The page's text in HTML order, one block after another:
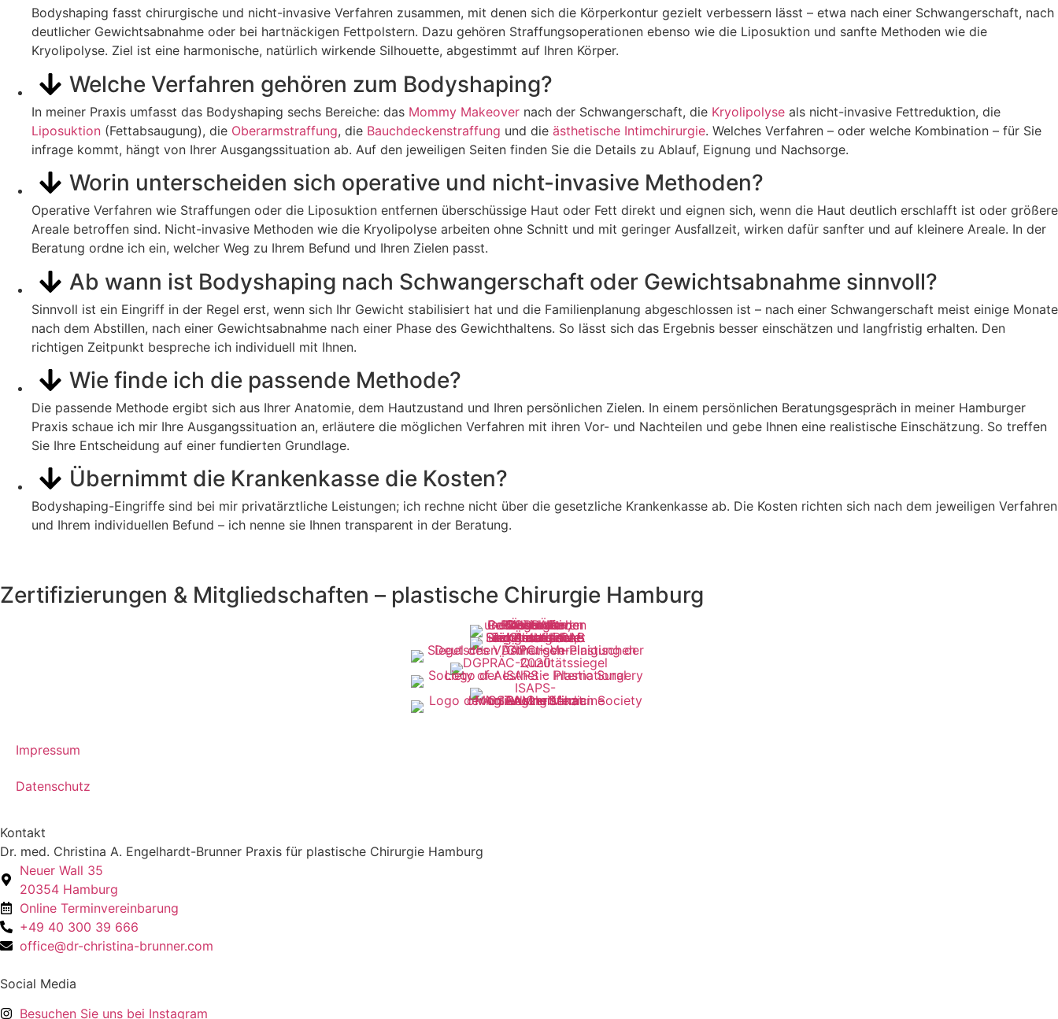
Bodyshaping fasst chirurgische und nicht-invasive Verfahren zusammen, mit denen sich die Körperkontur gezielt verbessern lässt – etwa nach einer Schwangerschaft, nach
deutlicher Gewichtsabnahme oder bei hartnäckigen Fettpolstern. Dazu gehören Straffungsoperationen ebenso wie die Liposuktion und sanfte Methoden wie die
Kryolipolyse. Ziel ist eine harmonische, natürlich wirkende Silhouette, abgestimmt auf Ihren Körper.
Welche Verfahren gehören zum Bodyshaping?
In meiner Praxis umfasst das Bodyshaping sechs Bereiche: das Mommy Makeover nach der Schwangerschaft, die Kryolipolyse als nicht-invasive Fettreduktion, die
Liposuktion (Fettabsaugung), die Oberarmstraffung, die Bauchdeckenstraffung und die ästhetische Intimchirurgie. Welches Verfahren – oder welche Kombination – für Sie
infrage kommt, hängt von Ihrer Ausgangssituation ab. Auf den jeweiligen Seiten finden Sie die Details zu Ablauf, Eignung und Nachsorge.
Worin unterscheiden sich operative und nicht-invasive Methoden?
Operative Verfahren wie Straffungen oder die Liposuktion entfernen überschüssige Haut oder Fett direkt und eignen sich, wenn die Haut deutlich erschlafft ist oder größere
Areale betroffen sind. Nicht-invasive Methoden wie die Kryolipolyse arbeiten ohne Schnitt und mit geringer Ausfallzeit, wirken dafür sanfter und auf kleinere Areale. In der
Beratung ordne ich ein, welcher Weg zu Ihrem Befund und Ihren Zielen passt.
Ab wann ist Bodyshaping nach Schwangerschaft oder Gewichtsabnahme sinnvoll?
Sinnvoll ist ein Eingriff in der Regel erst, wenn sich Ihr Gewicht stabilisiert hat und die Familienplanung abgeschlossen ist – nach einer Schwangerschaft meist einige Monate
nach dem Abstillen, nach einer Gewichtsabnahme nach einer Phase des Gewichthaltens. So lässt sich das Ergebnis besser einschätzen und langfristig erhalten. Den
richtigen Zeitpunkt bespreche ich individuell mit Ihnen.
Wie finde ich die passende Methode?
Die passende Methode ergibt sich aus Ihrer Anatomie, dem Hautzustand und Ihren persönlichen Zielen. In einem persönlichen Beratungsgespräch in meiner Hamburger
Praxis schaue ich mir Ihre Ausgangssituation an, erläutere die möglichen Verfahren mit ihren Vor- und Nachteilen und gebe Ihnen eine realistische Einschätzung. So treffen
Sie Ihre Entscheidung auf einer fundierten Grundlage.
Übernimmt die Krankenkasse die Kosten?
Bodyshaping-Eingriffe sind bei mir privatärztliche Leistungen; ich rechne nicht über die gesetzliche Krankenkasse ab. Die Kosten richten sich nach dem jeweiligen Verfahren
und Ihrem individuellen Befund – ich nenne sie Ihnen transparent in der Beratung.
Zertifizierungen & Mitgliedschaften – plastische Chirurgie Hamburg
Impressum
Datenschutz
Kontakt
Dr. med. Christina A. Engelhardt-Brunner Praxis für plastische Chirurgie Hamburg
Neuer Wall 35
20354 Hamburg
Online Terminvereinbarung
+49 40 300 39 666
office@dr-christina-brunner.com
Social Media
Besuchen Sie uns bei Instagram